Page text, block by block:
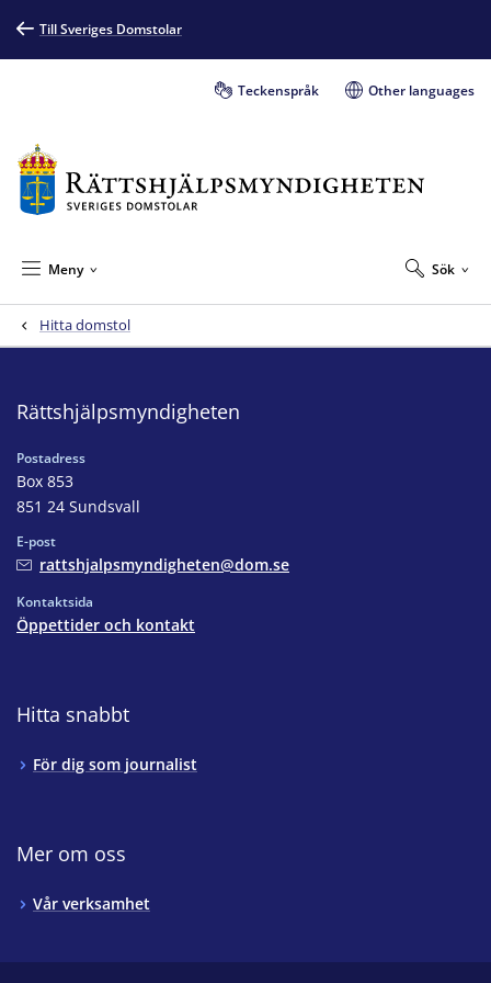
Till Sveriges Domstolar
Teckenspråk Other languages
Sök
Meny
Hitta domstol
Rättshjälpsmyndigheten
Postadress
Box 853
851 24 Sundsvall
E-post
rattshjalpsmyndigheten@dom.se
Kontaktsida
Öppettider och kontakt
Hitta snabbt
För dig som journalist
Mer om oss
Vår verksamhet